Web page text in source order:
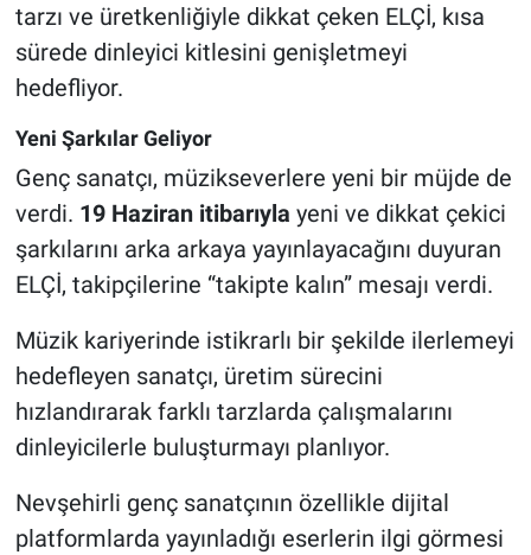
tarzı ve üretkenliğiyle dikkat çeken ELÇİ, kısa
sürede dinleyici kitlesini genişletmeyi
hedefliyor.
Yeni Şarkılar Geliyor
Genç sanatçı, müzikseverlere yeni bir müjde de
verdi. 19 Haziran itibarıyla yeni ve dikkat çekici
şarkılarını arka arkaya yayınlayacağını duyuran
ELÇİ, takipçilerine “takipte kalın” mesajı verdi.
Müzik kariyerinde istikrarlı bir şekilde ilerlemeyi
hedefleyen sanatçı, üretim sürecini
hızlandırarak farklı tarzlarda çalışmalarını
dinleyicilerle buluşturmayı planlıyor.
Nevşehirli genç sanatçının özellikle dijital
platformlarda yayınladığı eserlerin ilgi görmesi
Asayiş
Kültür - Sanat
Magazin
Çevre
Haberde İnsan